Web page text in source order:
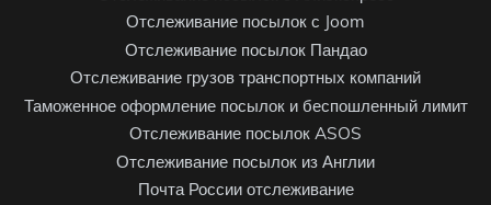
Отслеживание посылок с Joom
Отслеживание посылок Пандао
Отслеживание грузов транспортных компаний
Таможенное оформление посылок и беспошленный лимит
Отслеживание посылок ASOS
Отслеживание посылок из Англии
Почта России отслеживание